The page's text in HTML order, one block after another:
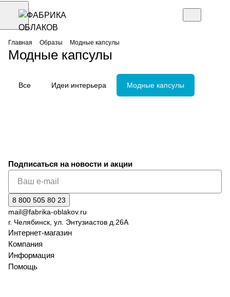
Главная Образы Модные капсулы
Модные капсулы
Все Идеи интерьера Модные капсулы
Для любознательных парней
Женщинам
Романтическое настроение
Женщинам
Подписаться на новости и акции
8 800 505 80 23
mail@fabrika-oblakov.ru
г. Челябинск, ул. Энтузиастов д.26А
Интернет-магазин
Компания
Информация
Помощь